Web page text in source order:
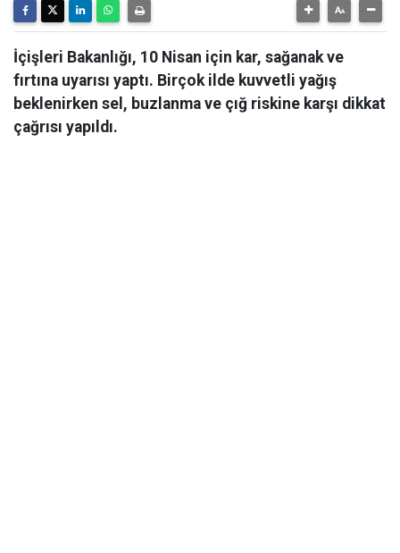
İçişleri Bakanlığı, 10 Nisan için kar, sağanak ve
fırtına uyarısı yaptı. Birçok ilde kuvvetli yağış
beklenirken sel, buzlanma ve çığ riskine karşı dikkat
çağrısı yapıldı.